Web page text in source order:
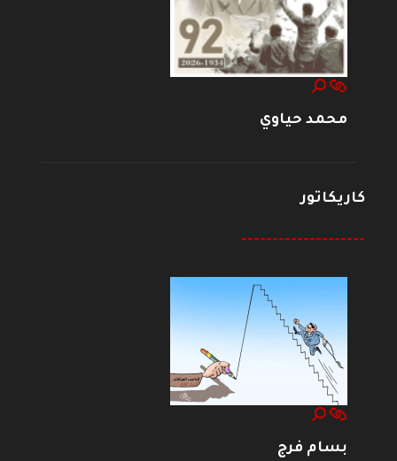
محمد حياوي
كاريكاتور
--------------------
بسام فرج